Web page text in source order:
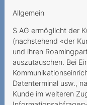
Allgemein
S AG ermöglicht der
(nachstehend «der
und ihren
auszutauschen. Bei
Datenterminal usw.,
Kunde im weiteren